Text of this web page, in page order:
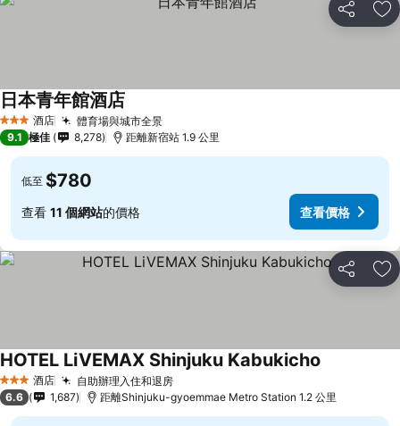
分享 放
3 星級 酒店 體育場與城市全景
日本青年館酒店
9.1 極佳 8,278 距離新宿站 1.9 公里
低至 $780
查看 11 個網站的價格 查看價格
分享 放
3 星級 酒店 自助辦理入住和退房
HOTEL LiVEMAX Shinjuku Kabukicho
6.6 1,687 距離Shinjuku-gyoemmae Metro Station 1.2 公里